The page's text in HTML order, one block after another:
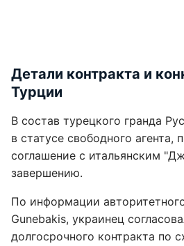
Детали контракта и
Турции
В состав турецкого гранда
в статусе свободного агента,
соглашение с итальянским
завершению.
По информации
Gunebakis, украинец
долгосрочного контракта по